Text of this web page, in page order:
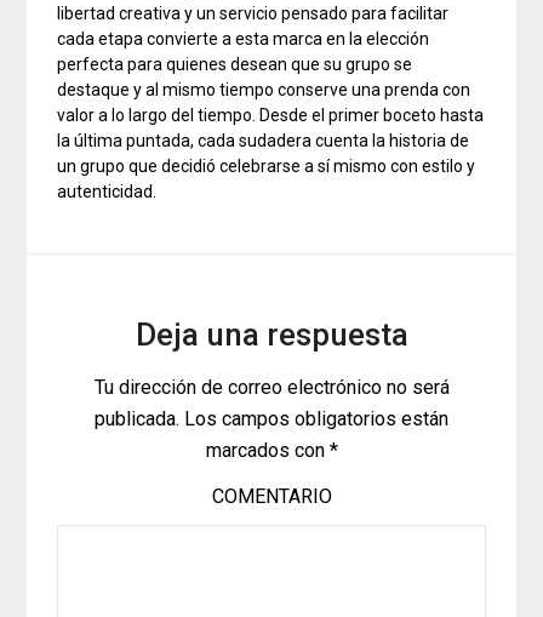
libertad creativa y un servicio pensado para facilitar
cada etapa convierte a esta marca en la elección
perfecta para quienes desean que su grupo se
destaque y al mismo tiempo conserve una prenda con
valor a lo largo del tiempo. Desde el primer boceto hasta
la última puntada, cada sudadera cuenta la historia de
un grupo que decidió celebrarse a sí mismo con estilo y
autenticidad.
Deja una respuesta
Tu dirección de correo electrónico no será
publicada. Los campos obligatorios están
marcados con *
COMENTARIO